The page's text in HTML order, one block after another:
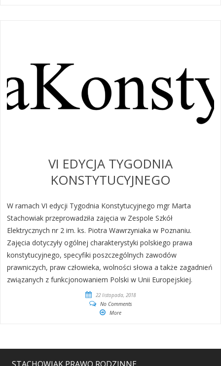
VI EDYCJA TYGODNIA
KONSTYTUCYJNEGO
W ramach VI edycji Tygodnia Konstytucyjnego mgr Marta
Stachowiak przeprowadziła zajęcia w Zespole Szkół
Elektrycznych nr 2 im. ks. Piotra Wawrzyniaka w Poznaniu.
Zajęcia dotyczyły ogólnej charakterystyki polskiego prawa
konstytucyjnego, specyfiki poszczególnych zawodów
prawniczych, praw człowieka, wolności słowa a także zagadnień
związanych z funkcjonowaniem Polski w Unii Europejskiej.
22 listopada, 2018
No Comments
More